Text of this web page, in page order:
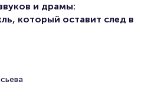
и драмы:
который оставит след в